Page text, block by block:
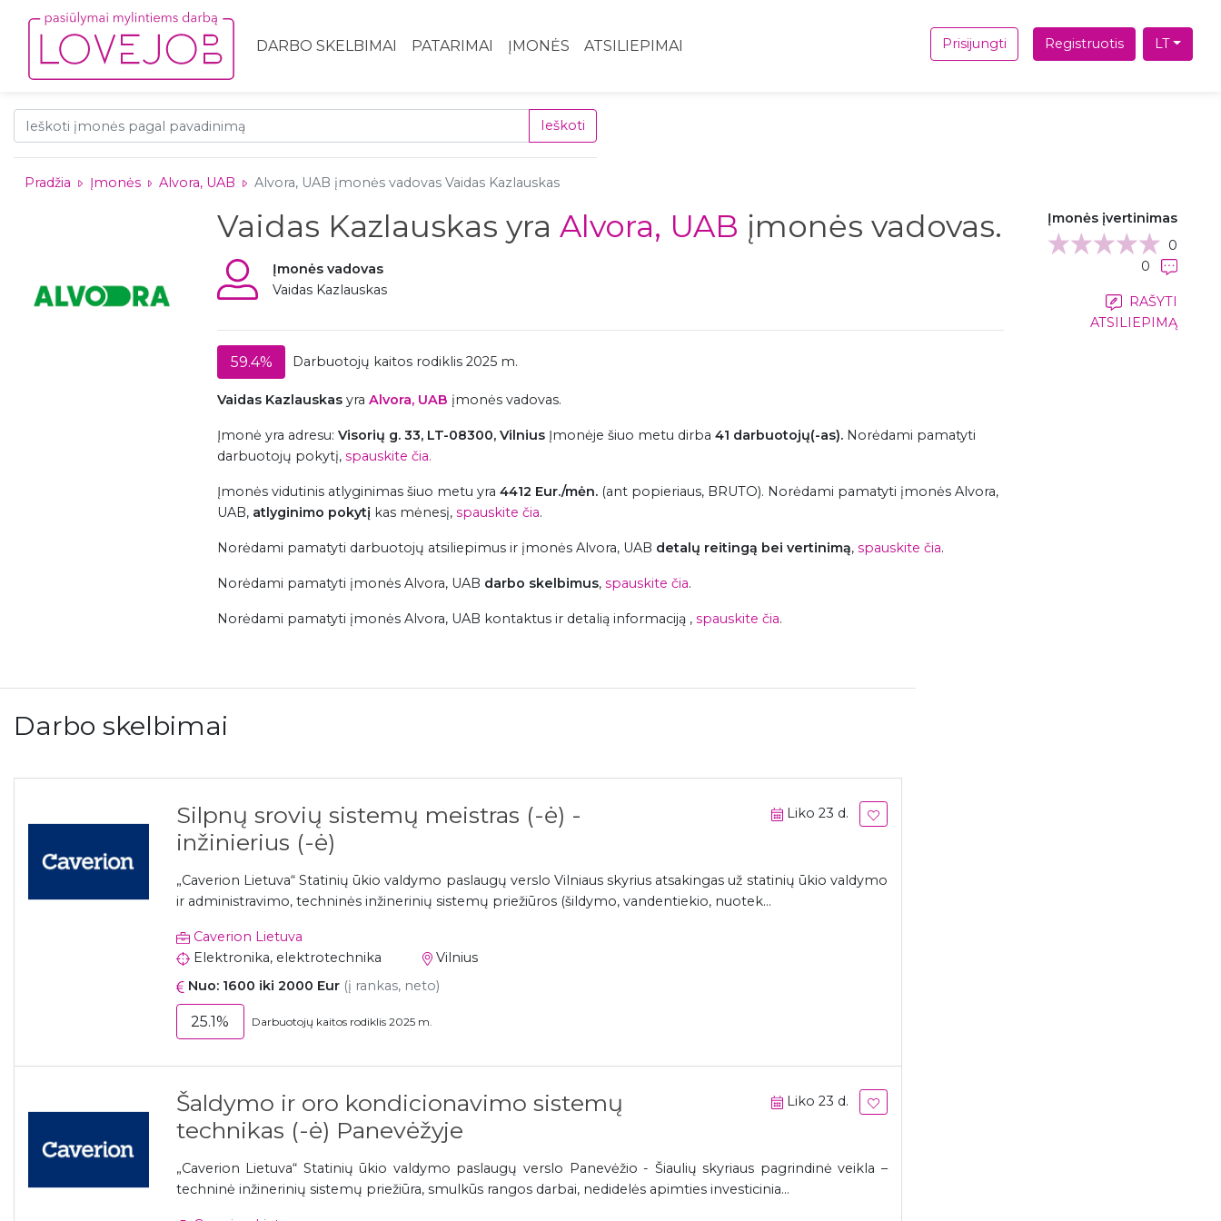
DARBO SKELBIMAI PATARIMAI ĮMONĖS ATSILIEPIMAI Prisijungti Registruotis LT
Ieškoti
Pradžia Įmonės Alvora, UAB Alvora, UAB įmonės vadovas Vaidas Kazlauskas
Vaidas Kazlauskas yra Alvora, UAB įmonės vadovas.
Įmonės vadovas
Vaidas Kazlauskas
59.4% Darbuotojų kaitos rodiklis 2025 m.
Vaidas Kazlauskas yra Alvora, UAB įmonės vadovas.
Įmonė yra adresu: Visorių g. 33, LT-08300, Vilnius Įmonėje šiuo metu dirba 41 darbuotojų(-as). Norėdami pamatyti
darbuotojų pokytį, spauskite čia.
Įmonės vidutinis atlyginimas šiuo metu yra 4412 Eur./mėn. (ant popieriaus, BRUTO). Norėdami pamatyti įmonės Alvora,
UAB, atlyginimo pokytį kas mėnesį, spauskite čia.
Norėdami pamatyti darbuotojų atsiliepimus ir įmonės Alvora, UAB detalų reitingą bei vertinimą, spauskite čia.
Norėdami pamatyti įmonės Alvora, UAB darbo skelbimus, spauskite čia.
Norėdami pamatyti įmonės Alvora, UAB kontaktus ir detalią informaciją , spauskite čia.
Įmonės įvertinimas
0
0
RAŠYTI
ATSILIEPIMĄ
Darbo skelbimai
Silpnų srovių sistemų meistras (-ė) -
inžinierius (-ė)
Liko 23 d.
„Caverion Lietuva“ Statinių ūkio valdymo paslaugų verslo Vilniaus skyrius atsakingas už statinių ūkio valdymo
ir administravimo, techninės inžinerinių sistemų priežiūros (šildymo, vandentiekio, nuotek...
Caverion Lietuva
Elektronika, elektrotechnika
Vilnius
Nuo: 1600 iki 2000 Eur (į rankas, neto)
25.1% Darbuotojų kaitos rodiklis 2025 m.
Šaldymo ir oro kondicionavimo sistemų
technikas (-ė) Panevėžyje
Liko 23 d.
„Caverion Lietuva“ Statinių ūkio valdymo paslaugų verslo Panevėžio - Šiaulių skyriaus pagrindinė veikla –
techninė inžinerinių sistemų priežiūra, smulkūs rangos darbai, nedidelės apimties investicinia...